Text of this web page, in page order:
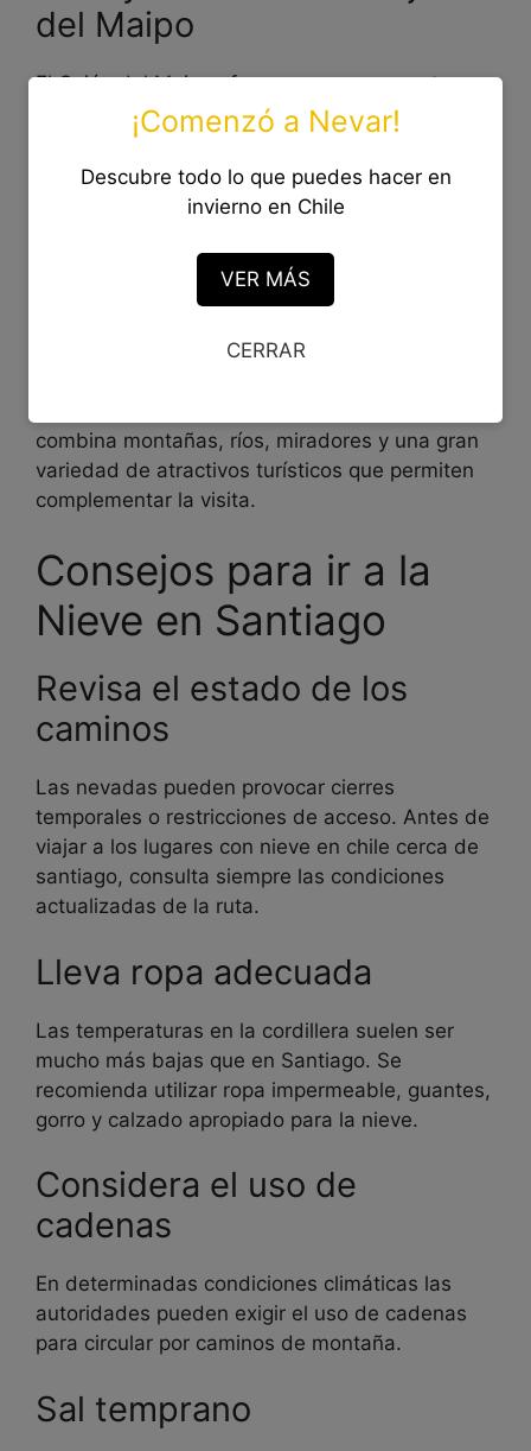
del Maipo
El Cajón del Maipo ofrece numerosos puntos
donde es posible observar nieve durante el
invierno, especialmente a medida que se
avanza por el Camino al Volcán.
los caminos, pueden encontrarse sectores
donde detenerse para disfrutar del paisaje,
combina montañas, ríos, miradores y una gran
variedad de atractivos turísticos que permiten
complementar la visita.
Consejos para ir a la
Nieve en Santiago
Revisa el estado de los
caminos
Las nevadas pueden provocar cierres
temporales o restricciones de acceso. Antes de
viajar a los lugares con nieve en chile cerca de
santiago, consulta siempre las condiciones
actualizadas de la ruta.
Lleva ropa adecuada
Las temperaturas en la cordillera suelen ser
mucho más bajas que en Santiago. Se
recomienda utilizar ropa impermeable, guantes,
gorro y calzado apropiado para la nieve.
Considera el uso de
cadenas
En determinadas condiciones climáticas las
autoridades pueden exigir el uso de cadenas
para circular por caminos de montaña.
Sal temprano
¡Comenzó a Nevar!
Descubre todo lo que puedes hacer en
invierno en Chile
VER MÁS
CERRAR